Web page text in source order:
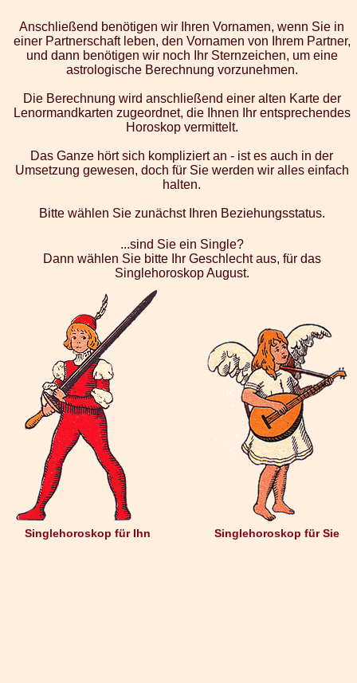
Anschließend benötigen wir Ihren Vornamen, wenn Sie in
einer Partnerschaft leben, den Vornamen von Ihrem Partner,
und dann benötigen wir noch Ihr Sternzeichen, um eine
astrologische Berechnung vorzunehmen.
Die Berechnung wird anschließend einer alten Karte der
Lenormandkarten zugeordnet, die Ihnen Ihr entsprechendes
Horoskop vermittelt.
Das Ganze hört sich kompliziert an - ist es auch in der
Umsetzung gewesen, doch für Sie werden wir alles einfach
halten.
Bitte wählen Sie zunächst Ihren Beziehungsstatus.
...sind Sie ein Single?
Dann wählen Sie bitte Ihr Geschlecht aus, für das
Singlehoroskop August.
Singlehoroskop für Ihn Singlehoroskop für Sie